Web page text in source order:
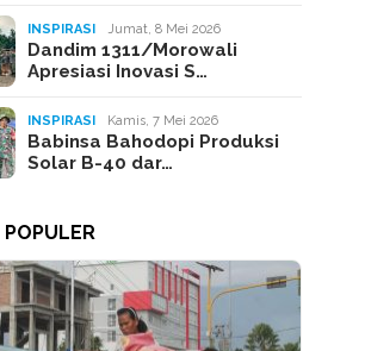
INSPIRASI Jumat, 8 Mei 2026
Dandim 1311/Morowali
Apresiasi Inovasi S…
INSPIRASI Kamis, 7 Mei 2026
Babinsa Bahodopi Produksi
Solar B-40 dar…